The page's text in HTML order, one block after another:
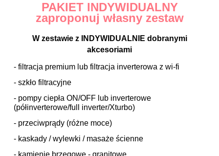
PAKIET INDYWIDUALNY
zaproponuj własny zestaw
W zestawie z INDYWIDUALNIE dobranymi
akcesoriami
- filtracja premium lub filtracja inverterowa z wi-fi
- szkło filtracyjne
- pompy ciepła ON/OFF lub inverterowe
(półinverterowe/full inverter/Xturbo)
- przeciwprądy (różne moce)
- kaskady / wylewki / masaże ścienne